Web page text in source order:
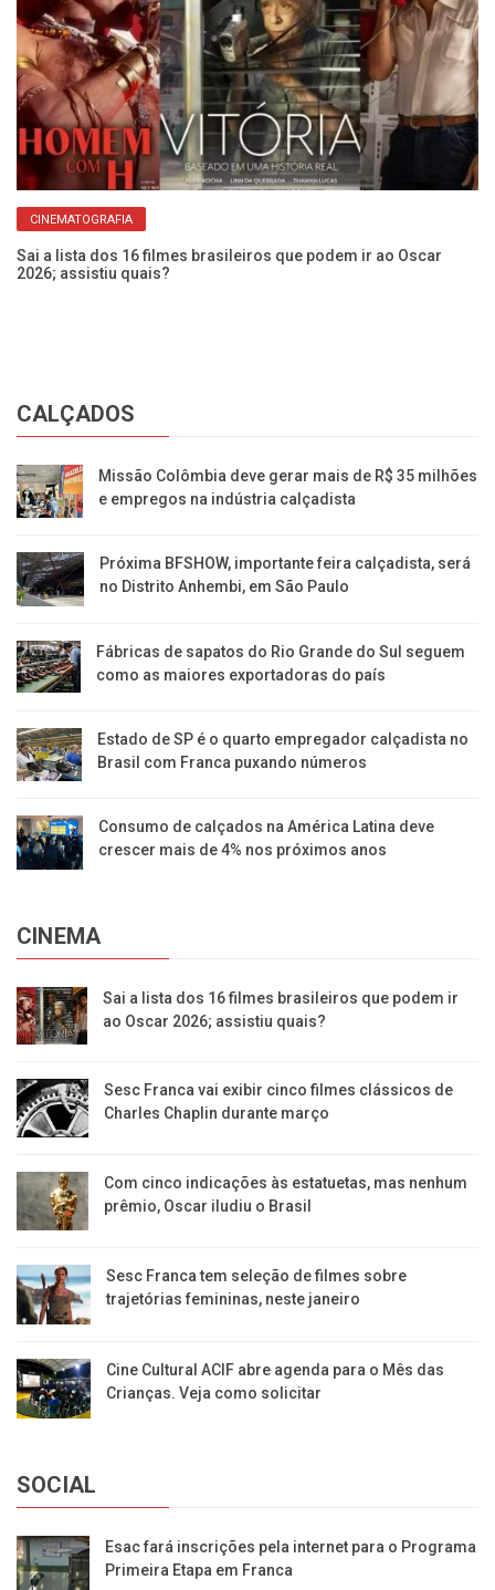
CINEMATOGRAFIA
Sai a lista dos 16 filmes brasileiros que podem ir ao Oscar
2026; assistiu quais?
CALÇADOS
Missão Colômbia deve gerar mais de R$ 35 milhões
e empregos na indústria calçadista
Próxima BFSHOW, importante feira calçadista, será
no Distrito Anhembi, em São Paulo
Fábricas de sapatos do Rio Grande do Sul seguem
como as maiores exportadoras do país
Estado de SP é o quarto empregador calçadista no
Brasil com Franca puxando números
Consumo de calçados na América Latina deve
crescer mais de 4% nos próximos anos
CINEMA
Sai a lista dos 16 filmes brasileiros que podem ir
ao Oscar 2026; assistiu quais?
Sesc Franca vai exibir cinco filmes clássicos de
Charles Chaplin durante março
Com cinco indicações às estatuetas, mas nenhum
prêmio, Oscar iludiu o Brasil
Sesc Franca tem seleção de filmes sobre
trajetórias femininas, neste janeiro
Cine Cultural ACIF abre agenda para o Mês das
Crianças. Veja como solicitar
SOCIAL
Esac fará inscrições pela internet para o Programa
Primeira Etapa em Franca